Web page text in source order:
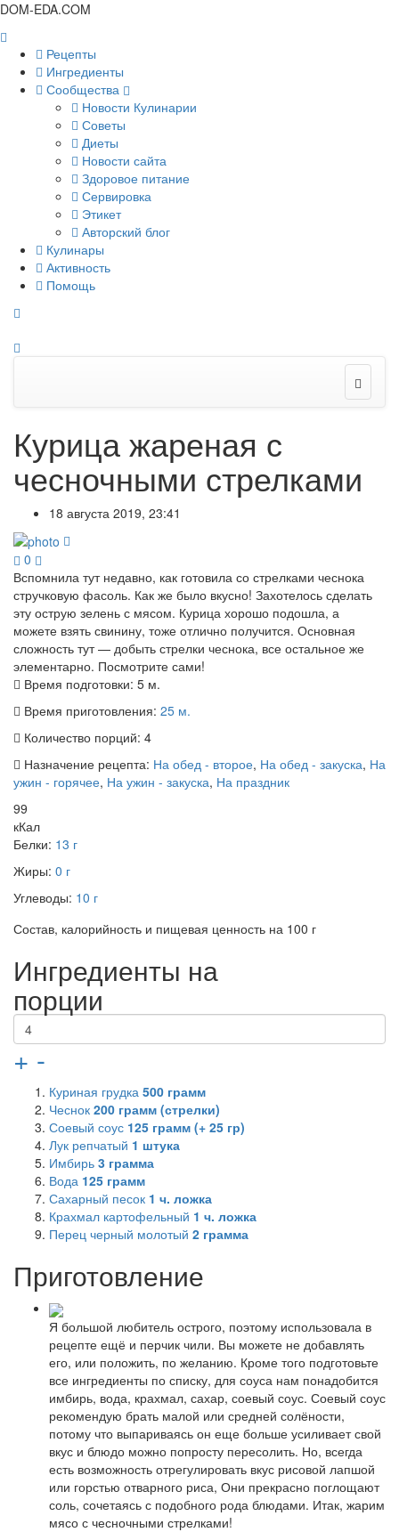
DOM-EDA.COM
Рецепты
Ингредиенты
Сообщества
Новости Кулинарии
Советы
Диеты
Новости сайта
Здоровое питание
Сервировка
Этикет
Авторский блог
Кулинары
Активность
Помощь
Курица жареная с
чесночными стрелками
18 августа 2019, 23:41
0
Вспомнила тут недавно, как готовила со стрелками чеснока
стручковую фасоль. Как же было вкусно! Захотелось сделать
эту острую зелень с мясом. Курица хорошо подошла, а
можете взять свинину, тоже отлично получится. Основная
сложность тут — добыть стрелки чеснока, все остальное же
элементарно. Посмотрите сами!
Время подготовки: 5 м.
Время приготовления: 25 м.
Количество порций: 4
Назначение рецепта: На обед - второе, На обед - закуска, На
ужин - горячее, На ужин - закуска, На праздник
99
кКал
Белки: 13 г
Жиры: 0 г
Углеводы: 10 г
Состав, калорийность и пищевая ценность на 100 г
Ингредиенты на
порции
+ -
Куриная грудка 500 грамм
Чеснок 200 грамм (стрелки)
Соевый соус 125 грамм (+ 25 гр)
Лук репчатый 1 штука
Имбирь 3 грамма
Вода 125 грамм
Сахарный песок 1 ч. ложка
Крахмал картофельный 1 ч. ложка
Перец черный молотый 2 грамма
Приготовление
Я большой любитель острого, поэтому использовала в
рецепте ещё и перчик чили. Вы можете не добавлять
его, или положить, по желанию. Кроме того подготовьте
все ингредиенты по списку, для соуса нам понадобится
имбирь, вода, крахмал, сахар, соевый соус. Соевый соус
рекомендую брать малой или средней солёности,
потому что выпариваясь он еще больше усиливает свой
вкус и блюдо можно попросту пересолить. Но, всегда
есть возможность отрегулировать вкус рисовой лапшой
или горстью отварного риса, Они прекрасно поглощают
соль, сочетаясь с подобного рода блюдами. Итак, жарим
мясо с чесночными стрелками!